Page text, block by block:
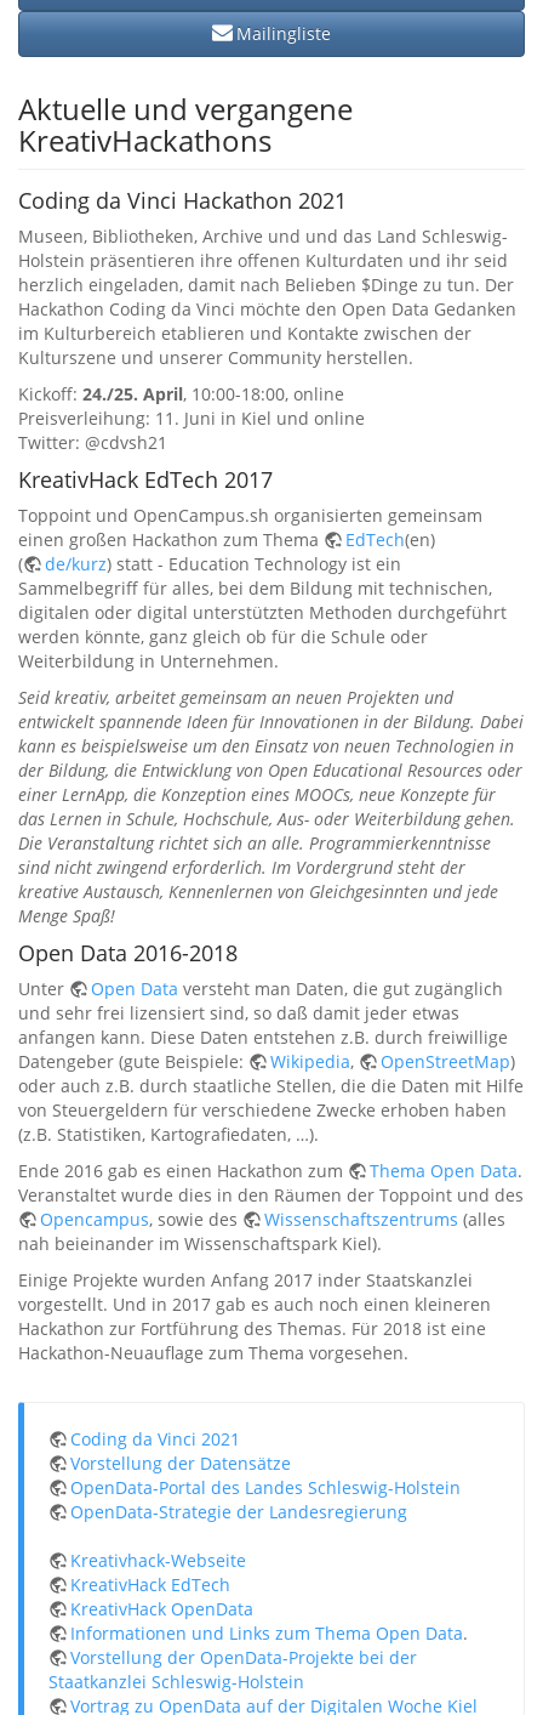
Mailingliste
Aktuelle und vergangene
KreativHackathons
Coding da Vinci Hackathon 2021
Museen, Bibliotheken, Archive und und das Land Schleswig-
Holstein präsentieren ihre offenen Kulturdaten und ihr seid
herzlich eingeladen, damit nach Belieben $Dinge zu tun. Der
Hackathon Coding da Vinci möchte den Open Data Gedanken
im Kulturbereich etablieren und Kontakte zwischen der
Kulturszene und unserer Community herstellen.
Kickoff: 24./25. April, 10:00-18:00, online
Preisverleihung: 11. Juni in Kiel und online
Twitter: @cdvsh21
KreativHack EdTech 2017
Toppoint und OpenCampus.sh organisierten gemeinsam
einen großen Hackathon zum Thema
EdTech(en)
(
de/kurz) statt - Education Technology ist ein
Sammelbegriff für alles, bei dem Bildung mit technischen,
digitalen oder digital unterstützten Methoden durchgeführt
werden könnte, ganz gleich ob für die Schule oder
Weiterbildung in Unternehmen.
Seid kreativ, arbeitet gemeinsam an neuen Projekten und
entwickelt spannende Ideen für Innovationen in der Bildung. Dabei
kann es beispielsweise um den Einsatz von neuen Technologien in
der Bildung, die Entwicklung von Open Educational Resources oder
einer LernApp, die Konzeption eines MOOCs, neue Konzepte für
das Lernen in Schule, Hochschule, Aus- oder Weiterbildung gehen.
Die Veranstaltung richtet sich an alle. Programmierkenntnisse
sind nicht zwingend erforderlich. Im Vordergrund steht der
kreative Austausch, Kennenlernen von Gleichgesinnten und jede
Menge Spaß!
Open Data 2016-2018
Unter Open Data versteht man Daten, die gut zugänglich
und sehr frei lizensiert sind, so daß damit jeder etwas
anfangen kann. Diese Daten entstehen z.B. durch freiwillige
Datengeber (gute Beispiele:
Wikipedia, OpenStreetMap)
oder auch z.B. durch staatliche Stellen, die die Daten mit Hilfe
von Steuergeldern für verschiedene Zwecke erhoben haben
(z.B. Statistiken, Kartografiedaten, …).
Ende 2016 gab es einen Hackathon zum
Thema Open Data.
Veranstaltet wurde dies in den Räumen der Toppoint und des
Opencampus, sowie des Wissenschaftszentrums (alles
nah beieinander im Wissenschaftspark Kiel).
Einige Projekte wurden Anfang 2017 inder Staatskanzlei
vorgestellt. Und in 2017 gab es auch noch einen kleineren
Hackathon zur Fortführung des Themas. Für 2018 ist eine
Hackathon-Neuauflage zum Thema vorgesehen.
Coding da Vinci 2021
Vorstellung der Datensätze
OpenData-Portal des Landes Schleswig-Holstein
OpenData-Strategie der Landesregierung
Kreativhack-Webseite
KreativHack EdTech
KreativHack OpenData
Informationen und Links zum Thema Open Data.
Vorstellung der OpenData-Projekte bei der
Staatkanzlei Schleswig-Holstein
Vortrag zu OpenData auf der Digitalen Woche Kiel